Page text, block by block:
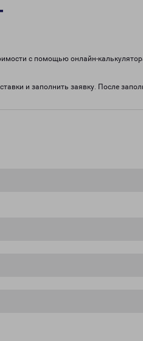
с помощью онлайн-
и заполнить заявку. После